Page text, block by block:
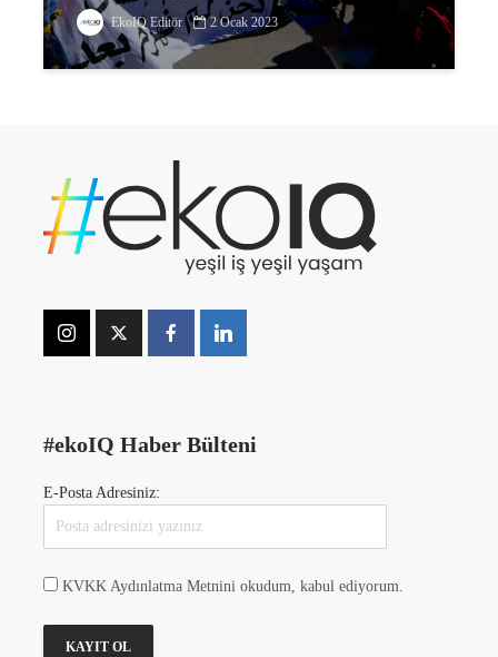
EkoIQ Editör 2 Ocak 2023
#ekoIQ Haber Bülteni
E-Posta Adresiniz:
KVKK Aydınlatma Metnini okudum, kabul ediyorum.